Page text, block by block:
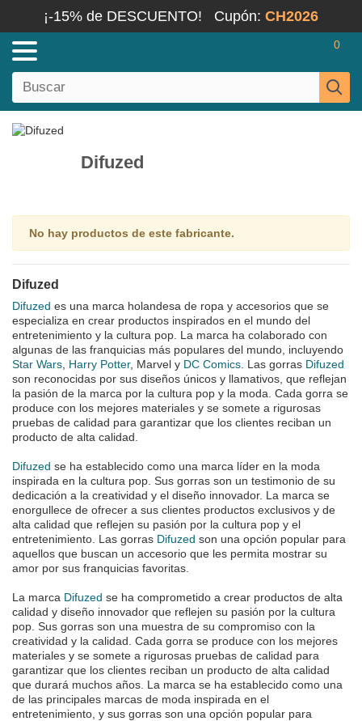
¡-15% de DESCUENTO! Cupón: CH2026
0
Difuzed
No hay productos de este fabricante.
Difuzed
Difuzed es una marca holandesa de ropa y accesorios que se
especializa en crear productos inspirados en el mundo del
entretenimiento y la cultura pop. La marca ha colaborado con
algunas de las franquicias más populares del mundo, incluyendo
Star Wars Harry Potter, Marvel y DC Comics . Las gorras Difuzed
son reconocidas por sus diseños únicos y llamativos, que reflejan
la pasión de la marca por la cultura pop y la moda. Cada gorra se
produce con los mejores materiales y se somete a rigurosas
pruebas de calidad para garantizar que los clientes reciban un
producto de alta calidad.
Difuzed se ha establecido como una marca líder en la moda
inspirada en la cultura pop. Sus gorras son un testimonio de su
dedicación a la creatividad y el diseño innovador. La marca se
enorgullece de ofrecer a sus clientes productos exclusivos y de
alta calidad que reflejen su pasión por la cultura pop y el
entretenimiento. Las gorras Difuzed son una opción popular para
aquellos que buscan un accesorio que les permita mostrar su
amor por sus franquicias favoritas.
La marca Difuzed se ha comprometido a crear productos de alta
calidad y diseño innovador que reflejen su pasión por la cultura
pop. Sus gorras son una muestra de su compromiso con la
creatividad y la calidad. Cada gorra se produce con los mejores
materiales y se somete a rigurosas pruebas de calidad para
garantizar que los clientes reciban un producto de alta calidad
que durará muchos años. La marca se ha establecido como una
de las principales marcas de moda inspirada en el
entretenimiento, y sus gorras son una opción popular para